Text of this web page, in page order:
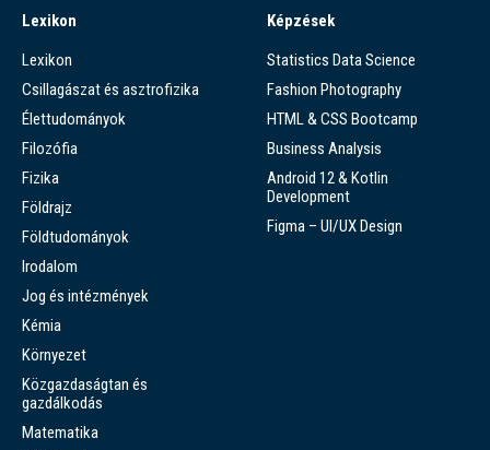
Lexikon
Lexikon
Csillagászat és asztrofizika
Élettudományok
Filozófia
Fizika
Földrajz
Földtudományok
Irodalom
Jog és intézmények
Kémia
Környezet
Közgazdaságtan és
gazdálkodás
Matematika
Képzések
Statistics Data Science
Fashion Photography
HTML & CSS Bootcamp
Business Analysis
Android 12 & Kotlin
Development
Figma – UI/UX Design